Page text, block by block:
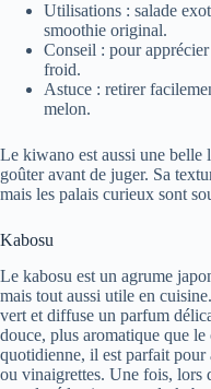
Utilisations : salade
smoothie original.
Conseil : pour
froid.
Astuce : retirer
melon.
Le kiwano est aussi une belle
goûter avant de juger. Sa
mais les palais curieux sont
Kabosu
Le kabosu est un agrume
mais tout aussi utile en
vert et diffuse un parfum
douce, plus aromatique que
quotidienne, il est parfait pour
ou vinaigrettes. Une fois, lors